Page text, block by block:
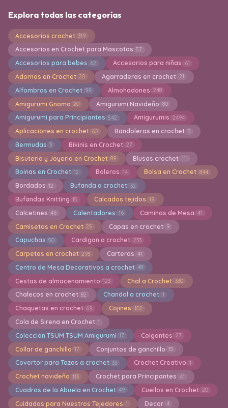
Explora todas las categorías
Accesorios crochet 319
Accesorios en Crochet para Mascotas 57
Accesorios para bebes 62 Accesorios para niñas 61
Adornos en Crochet 20 Agarraderas en crochet 21
Alfombras en Crochet 99 Almohadones 248
Amigurumi Gnomo 20 Amigurumi Navideño 80
Amigurumi para Principiantes 542 Amigurumis 2494
Aplicaciones en crochet 60 Bandoleras en crochet 5
Bermudas 3 Bikinis en Crochet 27
Bisuteria y Joyeria en Crochet 89 Blusas crochet 111
Boinas en Crochet 12 Boleros 14 Bolsa en Crochet 844
Bordados 12 Bufanda a crochet 32
Bufandas Knitting 15 Calcados tejidos 19
Calcetines 46 Calentadores 16 Caminos de Mesa 41
Camisetas en Crochet 25 Capas en crochet 9
Capuchas 50 Cardigan a crochet 233
Carpetas en crochet 293 Carteras 41
Centro de Mesa Decorativos a crochet 48
Cestas de almacenamiento 123 Chal a Crochet 330
Chalecos en crochet 82 Chandal a crochet 1
Chaquetas en crochet 69 Cojines 102
Cola de Sirena en Crochet 1
Colección TSUM TSUM Amigurumi 17 Colgantes 27
Collar de ganchillo 17 Conjuntos de ganchillo 15
Covertor para Tazas a crochet 33 Crochet Creativo 1
Crochet navideño 113 Crochet para Principantes 41
Cuadros de la Abuela en Crochet 49 Cuellos en Crochet 20
Cuidados para Nuestros Tejedores 1 Decor 4